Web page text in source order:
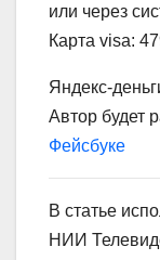
или через
Карта visa:
Яндекс-
Автор будет
Фейсбуке
В статье
НИИ